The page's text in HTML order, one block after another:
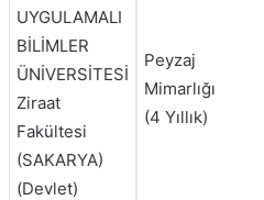
UYGULAMALI
BİLİMLER
ÜNİVERSİTESİ
Ziraat
Fakültesi
(SAKARYA)
(Devlet)
Peyzaj
Mimarlığı
(4 Yıllık)